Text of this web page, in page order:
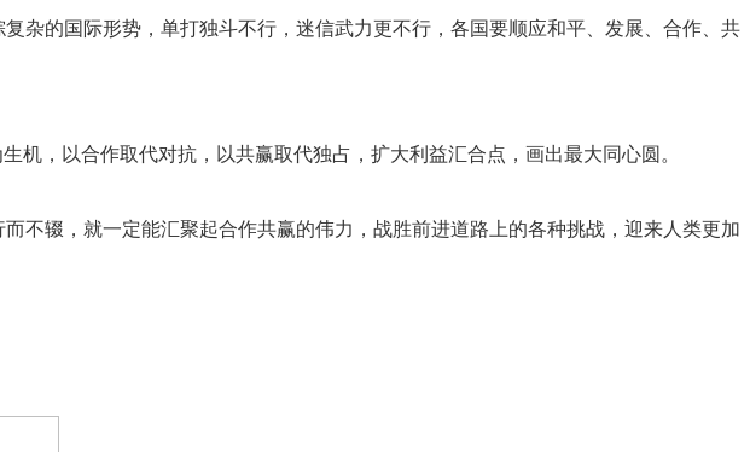
杂的国际形势，单打独斗不行，迷信武力更不行，各国要顺应和平、发展、合作、共
，以合作取代对抗，以共赢取代独占，扩大利益汇合点，画出最大同心圆。
辍，就一定能汇聚起合作共赢的伟力，战胜前进道路上的各种挑战，迎来人类更加